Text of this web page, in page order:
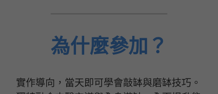
為什麼參加？
實作導向，當天即可學會敲缽與磨缽技巧。